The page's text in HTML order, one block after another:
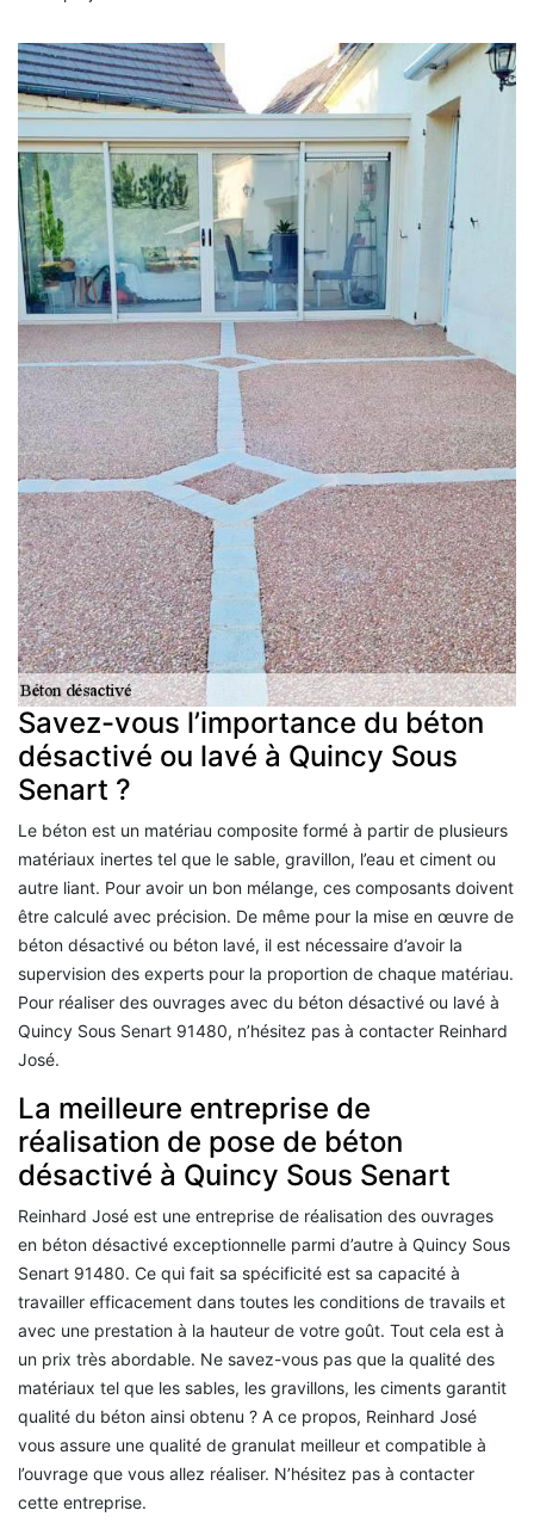
Savez-vous l’importance du béton
désactivé ou lavé à Quincy Sous
Senart ?
Le béton est un matériau composite formé à partir de plusieurs
matériaux inertes tel que le sable, gravillon, l’eau et ciment ou
autre liant. Pour avoir un bon mélange, ces composants doivent
être calculé avec précision. De même pour la mise en œuvre de
béton désactivé ou béton lavé, il est nécessaire d’avoir la
supervision des experts pour la proportion de chaque matériau.
Pour réaliser des ouvrages avec du béton désactivé ou lavé à
Quincy Sous Senart 91480, n’hésitez pas à contacter Reinhard
José.
La meilleure entreprise de
réalisation de pose de béton
désactivé à Quincy Sous Senart
Reinhard José est une entreprise de réalisation des ouvrages
en béton désactivé exceptionnelle parmi d’autre à Quincy Sous
Senart 91480. Ce qui fait sa spécificité est sa capacité à
travailler efficacement dans toutes les conditions de travails et
avec une prestation à la hauteur de votre goût. Tout cela est à
un prix très abordable. Ne savez-vous pas que la qualité des
matériaux tel que les sables, les gravillons, les ciments garantit
qualité du béton ainsi obtenu ? A ce propos, Reinhard José
vous assure une qualité de granulat meilleur et compatible à
l’ouvrage que vous allez réaliser. N’hésitez pas à contacter
cette entreprise.